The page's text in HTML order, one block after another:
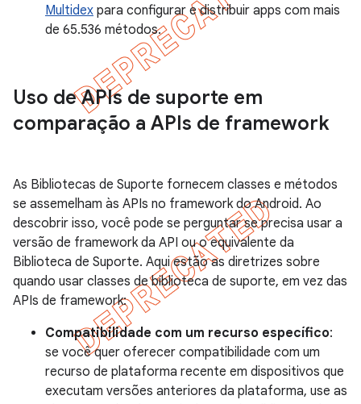
Multidex para configurar e distribuir apps com mais
de 65.536 métodos.
Uso de APIs de suporte em
comparação a APIs de framework
As Bibliotecas de Suporte fornecem classes e métodos
se assemelham às APIs no framework do Android. Ao
descobrir isso, você pode se perguntar se precisa usar a
versão de framework da API ou o equivalente da
Biblioteca de Suporte. Aqui estão as diretrizes sobre
quando usar classes de biblioteca de suporte, em vez das
APIs de framework:
Compatibilidade com um recurso específico:
se você quer oferecer compatibilidade com um
recurso de plataforma recente em dispositivos que
executam versões anteriores da plataforma, use as